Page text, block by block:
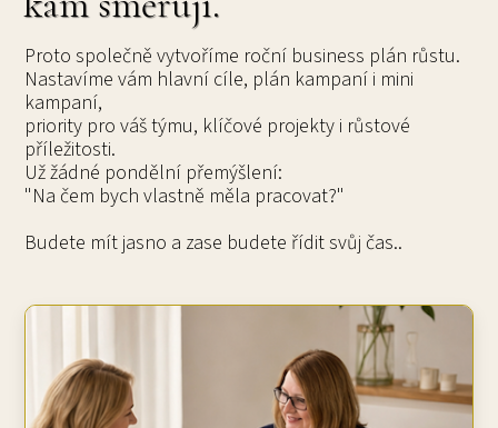
Proto společně vytvoříme roční business plán růstu.
Nastavíme vám hlavní cíle, plán kampaní i mini
kampaní,
priority pro váš týmu, klíčové projekty i růstové
příležitosti.
Už žádné pondělní přemýšlení:
"Na čem bych vlastně měla pracovat?"
Budete mít jasno a zase budete řídit svůj čas..